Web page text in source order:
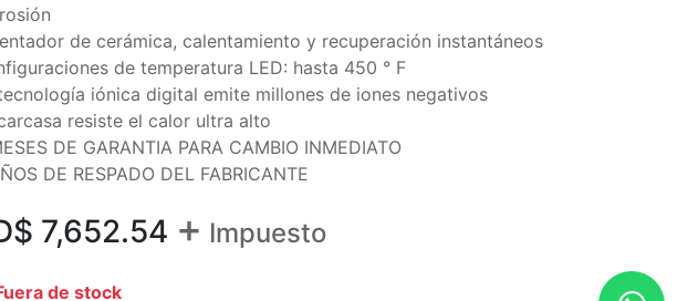
de cerámica, calentamiento y recuperación instantáneos
de temperatura LED: hasta 450 ° F
iónica digital emite millones de iones negativos
resiste el calor ultra alto
DE GARANTIA PARA CAMBIO INMEDIATO
DE RESPADO DEL FABRICANTE
7,652.54 + Impuesto
de stock